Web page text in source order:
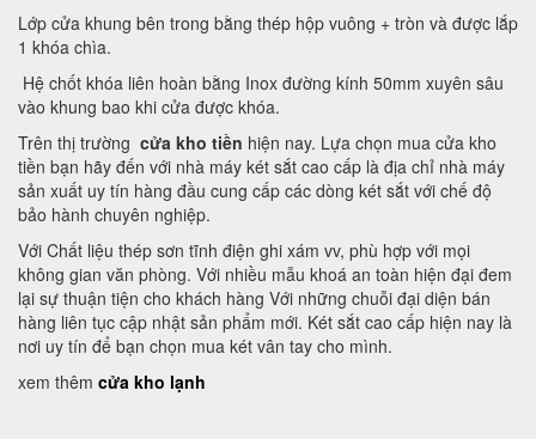
Lớp cửa khung bên trong bằng thép hộp vuông + tròn và được lắp
1 khóa chìa.
Hệ chốt khóa liên hoàn bằng Inox đường kính 50mm xuyên sâu
vào khung bao khi cửa được khóa.
Trên thị trường cửa kho tiền hiện nay. Lựa chọn mua cửa kho
tiền bạn hãy đến với nhà máy két sắt cao cấp là địa chỉ nhà máy
sản xuất uy tín hàng đầu cung cấp các dòng két sắt với chế độ
bảo hành chuyên nghiệp.
Với Chất liệu thép sơn tĩnh điện ghi xám vv, phù hợp với mọi
không gian văn phòng. Với nhiều mẫu khoá an toàn hiện đại đem
lại sự thuận tiện cho khách hàng Với những chuỗi đại diện bán
hàng liên tục cập nhật sản phẩm mới. Két sắt cao cấp hiện nay là
nơi uy tín để bạn chọn mua két vân tay cho mình.
xem thêm cửa kho lạnh